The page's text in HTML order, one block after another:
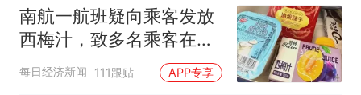
南航一航班疑向乘客发放
西梅汁，致多名乘客在飞
行途中排队上厕所！乘
客：机上100多人只有2个
每日经济新闻 111跟贴 APP专享